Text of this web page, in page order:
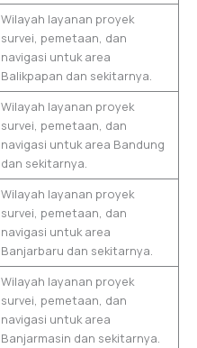
Wilayah layanan proyek
survei, pemetaan, dan
navigasi untuk area
Balikpapan dan sekitarnya.
Wilayah layanan proyek
survei, pemetaan, dan
navigasi untuk area Bandung
dan sekitarnya.
Wilayah layanan proyek
survei, pemetaan, dan
navigasi untuk area
Banjarbaru dan sekitarnya.
Wilayah layanan proyek
survei, pemetaan, dan
navigasi untuk area
Banjarmasin dan sekitarnya.